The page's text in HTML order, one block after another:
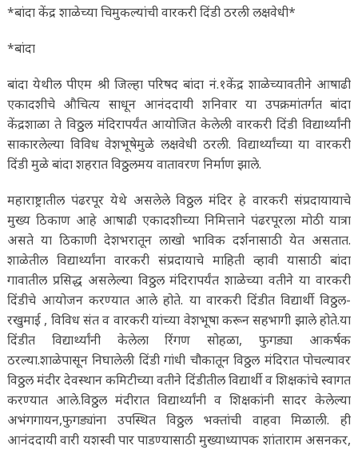
*बांदा केंद्र शाळेच्या चिमुकल्यांची वारकरी दिंडी ठरली लक्षवेधी*
*बांदा
बांदा येथील पीएम श्री जिल्हा परिषद बांदा नं.१केंद्र शाळेच्यावतीने आषाढी
एकादशीचे औचित्य साधून आनंददायी शनिवार या उपक्रमांतर्गत बांदा
केंद्रशाळा ते विठ्ठल मंदिरापर्यंत आयोजित केलेली वारकरी दिंडी विद्यार्थ्यांनी
साकारलेल्या विविध वेशभूषेमुळे लक्षवेधी ठरली. विद्यार्थ्यांच्या या वारकरी
दिंडी मुळे बांदा शहरात विठ्ठलमय वातावरण निर्माण झाले.
महाराष्ट्रातील पंढरपूर येथे असलेले विठ्ठल मंदिर हे वारकरी संप्रदायायाचे
मुख्य ठिकाण आहे आषाढी एकादशीच्या निमित्ताने पंढरपूरला मोठी यात्रा
असते या ठिकाणी देशभरातून लाखो भाविक दर्शनासाठी येत असतात.
शाळेतील विद्यार्थ्यांना वारकरी संप्रदायाचे माहिती व्हावी यासाठी बांदा
गावातील प्रसिद्ध असलेल्या विठ्ठल मंदिरापर्यंत शाळेच्या वतीने या वारकरी
दिंडीचे आयोजन करण्यात आले होते. या वारकरी दिंडीत विद्यार्थी विठ्ठल-
रखुमाई , विविध संत व वारकरी यांच्या वेशभूषा करून सहभागी झाले होते.या
दिंडीत विद्यार्थ्यांनी केलेला रिंगण सोहळा, फुगड्या आकर्षक
ठरल्या.शाळेपासून निघालेली दिंडी गांधी चौकातून विठ्ठल मंदिरात पोचल्यावर
विठ्ठल मंदीर देवस्थान कमिटीच्या वतीने दिंडीतील विद्यार्थी व शिक्षकांचे स्वागत
करण्यात आले.विठ्ठल मंदीरात विद्यार्थ्यांनी व शिक्षकांनी सादर‌ केलेल्या
अभंगगायन,फुगड्यांना उपस्थित विठ्ठल भक्तांची वाहवा मिळाली. ही
आनंददायी वारी यशस्वी पार पाडण्यासाठी मुख्याध्यापक शांताराम असनकर,